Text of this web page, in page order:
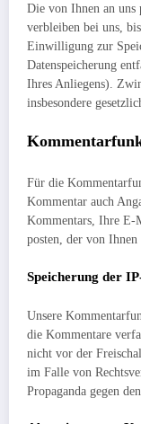
Die von Ihnen an uns
verbleiben bei uns,
Einwilligung zur
Datenspeicherung
Ihres Anliegens).
insbesondere
Für die
Kommentar auch
Kommentars, Ihre E-
posten, der von Ihnen
Speicherung der
Unsere
die Kommentare
nicht vor der
im Falle von
Propaganda gegen